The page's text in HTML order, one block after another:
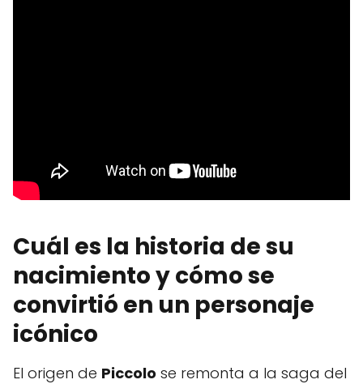
Cuál es la historia de su
nacimiento y cómo se
convirtió en un personaje
icónico
El origen de Piccolo se remonta a la saga del